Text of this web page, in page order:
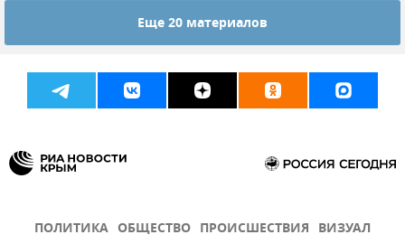
Еще 20 материалов
ПОЛИТИКА ОБЩЕСТВО ПРОИСШЕСТВИЯ ВИЗУАЛ